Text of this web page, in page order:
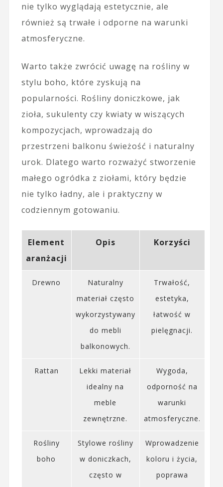
nie tylko wyglądają estetycznie, ale
również są trwałe i odporne na warunki
atmosferyczne.
Warto także zwrócić uwagę na rośliny w
stylu boho, które zyskują na
popularności. Rośliny doniczkowe, jak
zioła, sukulenty czy kwiaty w wiszących
kompozycjach, wprowadzają do
przestrzeni balkonu świeżość i naturalny
urok. Dlatego warto rozważyć stworzenie
małego ogródka z ziołami, który będzie
nie tylko ładny, ale i praktyczny w
codziennym gotowaniu.
Element
aranżacji
Opis Korzyści
Drewno
Naturalny
materiał często
wykorzystywany
do mebli
balkonowych.
Trwałość,
estetyka,
łatwość w
pielęgnacji.
Rattan
Lekki materiał
idealny na
meble
zewnętrzne.
Wygoda,
odporność na
warunki
atmosferyczne.
Rośliny
boho
Stylowe rośliny
w doniczkach,
często w
Wprowadzenie
koloru i życia,
poprawa